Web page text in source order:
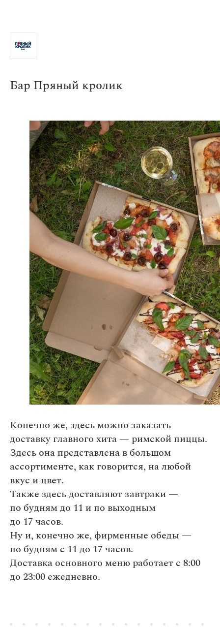
Бар Пряный кролик
Конечно же, здесь можно заказать
доставку главного хита — римской пиццы.
Здесь она представлена в большом
ассортименте, как говорится, на любой
вкус и цвет.
Также здесь доставляют завтраки —
по будням до 11 и по выходным
до 17 часов.
Ну и, конечно же, фирменные обеды —
по будням с 11 до 17 часов.
Доставка основного меню работает с 8:00
до 23:00 ежедневно.